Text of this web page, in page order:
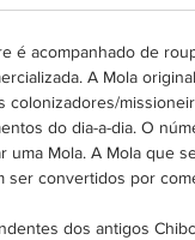
é acompanhado de
A Mola
colonizadores/
do dia-a-dia. O
uma Mola. A Mola que
ser convertidos por
dos antigos